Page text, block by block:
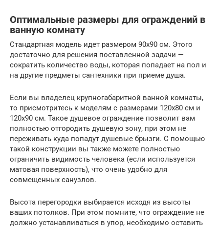
Оптимальные размеры для ограждений в
ванную комнату
Стандартная модель идет размером 90х90 см. Этого
достаточно для решения поставленной задачи —
сократить количество воды, которая попадает на пол и
на другие предметы сантехники при приеме душа.
Если вы владелец крупногабаритной ванной комнаты,
то присмотритесь к моделям с размерами 120х80 см и
120х90 см. Такое душевое ограждение позволит вам
полностью отгородить душевую зону, при этом не
переживать куда попадут душевые брызги. С помощью
такой конструкции вы также можете полностью
ограничить видимость человека (если используется
матовая поверхность), что очень удобно для
совмещенных санузлов.
Высота перегородки выбирается исходя из высоты
ваших потолков. При этом помните, что ограждение не
должно устанавливаться в упор, необходимо оставить